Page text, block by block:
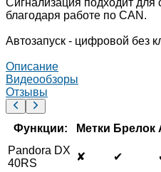
благодаря работе по CAN.
Автозапуск - цифровой без
Описание
Видеообзоры
Отзывы
Функции: Метки Брелок
Pandora DX
40RS
✘ ✔